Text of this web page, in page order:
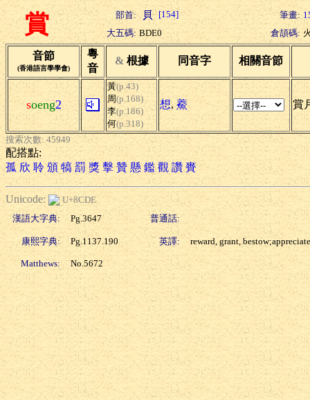
賞 部首: [154] 筆畫:
大五碼: BDE0 倉頡碼:
音節
(香港語言學學會)
粵
音
& 根據 同音字 相關音節
soeng2
黃(p.43)
周(p.168)
李(p.186)
何(p.318)
想, 鯗 賞
搜索次數: 45949
配搭點:
孤 欣 聆 頒 犒 罰 獎 擊 贊 懸 鑑 觀 讚 賚
Unicode:
U+8CDE
漢語大字典:
Pg.3647 普通話:
康熙字典: Pg.1137.190 英譯: reward, grant, bestow;appreciate
Matthews: No.5672